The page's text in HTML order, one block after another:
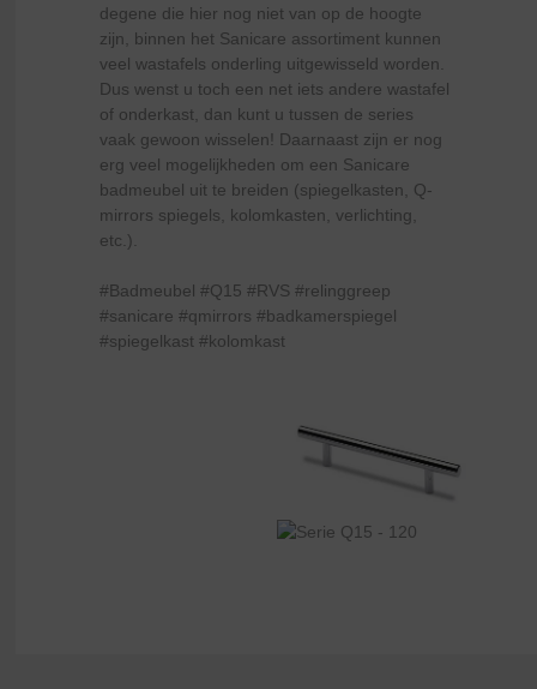
degene die hier nog niet van op de hoogte
zijn, binnen het Sanicare assortiment kunnen
veel wastafels onderling uitgewisseld worden.
Dus wenst u toch een net iets andere wastafel
of onderkast, dan kunt u tussen de series
vaak gewoon wisselen! Daarnaast zijn er nog
erg veel mogelijkheden om een Sanicare
badmeubel uit te breiden (spiegelkasten, Q-
mirrors spiegels, kolomkasten, verlichting,
etc.).
#Badmeubel #Q15 #RVS #relinggreep
#sanicare #qmirrors #badkamerspiegel
#spiegelkast #kolomkast